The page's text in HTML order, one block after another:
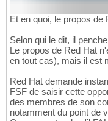
Et en quoi, le propos de
Selon qui le dit, il
Le propos de Red Hat
en tout cas), mais il est
Red Hat demande
FSF de saisir cette
des membres de son
notamment du point de